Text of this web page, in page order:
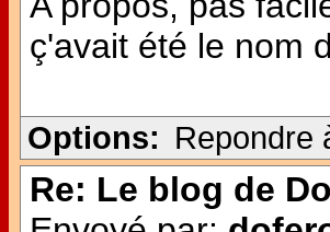
ç'avait été le nom
Options: Repondre
Re: Le blog de